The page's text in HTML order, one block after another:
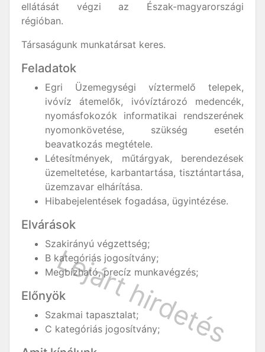
ellátását végzi az Észak-magyarországi
régióban.
Társaságunk munkatársat keres.
Feladatok
Egri Üzemegységi víztermelő telepek,
ivóvíz átemelők, ivóvíztározó medencék,
nyomásfokozók informatikai rendszerének
nyomonkövetése, szükség esetén
beavatkozás megtétele.
Létesítmények, műtárgyak, berendezések
üzemeltetése, karbantartása, tisztántartása,
üzemzavar elhárítása.
Hibabejelentések fogadása, ügyintézése.
Elvárások
Szakirányú végzettség;
B kategóriás jogosítvány;
Megbízható, precíz munkavégzés;
Előnyök
Szakmai tapasztalat;
C kategóriás jogosítvány;